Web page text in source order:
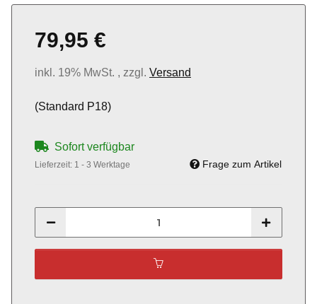
79,95 €
inkl. 19% MwSt. , zzgl. Versand
(Standard P18)
Sofort verfügbar
Lieferzeit: 1 - 3 Werktage Frage zum Artikel